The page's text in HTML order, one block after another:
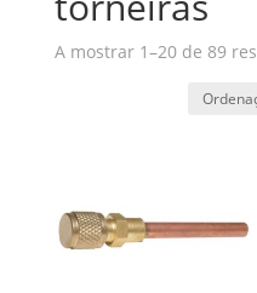
A mostrar 1–20 de 89